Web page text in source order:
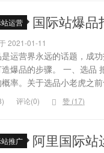
运营 国际站爆品
2021-01-11
运营界永远的话题，成
爆品的步骤。 一、选品
率。关于选品小老虎之
评论(0) 赞 (17)
推广 阿里国际站